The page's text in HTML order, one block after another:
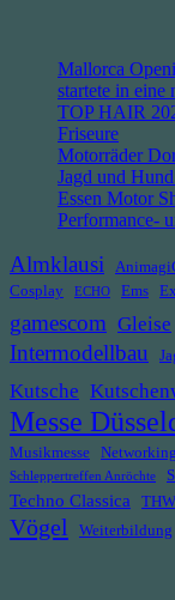
Mallorca
startete in eine
TOP HAIR
Friseure
Motorräder
Jagd und
Essen Motor
Performance-
Almklausi
Cosplay ECHO Ems
gamescom Gleise
Intermodellbau
Kutsche
Messe
Musikmesse Networking
Schleppertreffen Anröchte
Techno Classica THW
Vögel
Weiterbildung